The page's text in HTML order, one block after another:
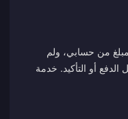
من حسابي، ولم
أو التأكيد. خدمة